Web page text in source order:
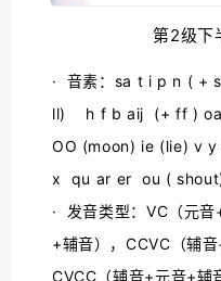
第2级下
· 音素：sa t i p n ( +
ll) h f b aij (+ ff )
OO (moon) ie (lie) v
x qu ar er ou (
· 发音类型：VC（元
+辅音），CCVC（辅
CVCC（辅音+元音+辅